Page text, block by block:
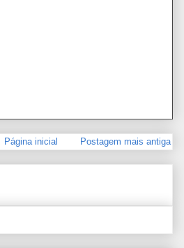
Postagem mais antiga
Página inicial